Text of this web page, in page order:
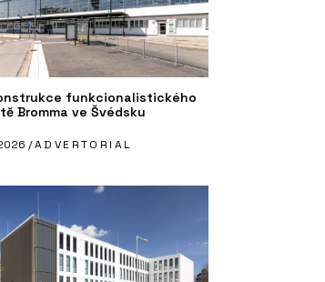
funkcionalistického
Bromma ve Švédsku
/ADVERTORIAL